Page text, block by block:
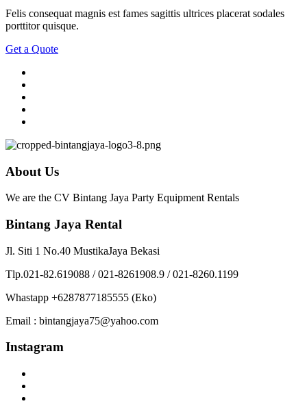
Felis consequat magnis est fames sagittis ultrices placerat sodales
porttitor quisque.
Get a Quote
About Us
We are the CV Bintang Jaya Party Equipment Rentals
Bintang Jaya Rental
Jl. Siti 1 No.40 MustikaJaya Bekasi
Tlp.021-82.619088 / 021-8261908.9 / 021-8260.1199
Whastapp +6287877185555 (Eko)
Email : bintangjaya75@yahoo.com
Instagram